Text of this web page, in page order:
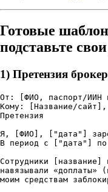
Готовые
подставьте
1) Претензия
От: [ФИО, паспорт/
Кому: [Название/
Претензия
Я, [ФИО], ["дата"]
В период с ["дата"] по
Сотрудники [название]
навязывали «доплаты»
моим средствам